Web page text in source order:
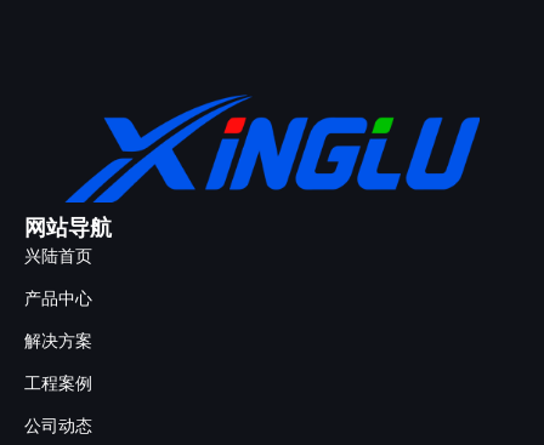
网站导航
兴陆首页
产品中心
解决方案
工程案例
公司动态